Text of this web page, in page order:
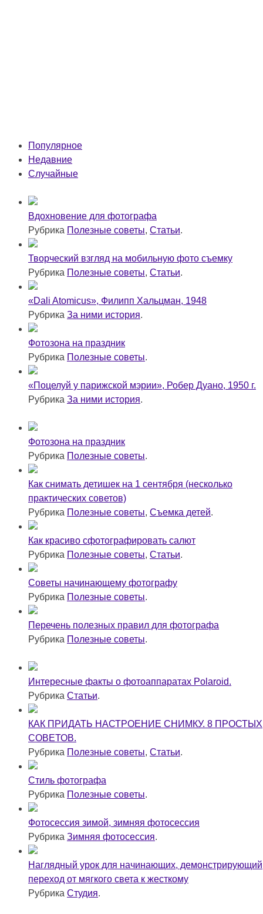
Популярное
Недавние
Случайные
Вдохновение для фотографа
Рубрика Полезные советы, Статьи.
Творческий взгляд на мобильную фото съемку
Рубрика Полезные советы, Статьи.
«Dali Atomicus», Филипп Хальцман, 1948
Рубрика За ними история.
Фотозона на праздник
Рубрика Полезные советы.
«Поцелуй у парижской мэрии», Робер Дуано, 1950 г.
Рубрика За ними история.
Фотозона на праздник
Рубрика Полезные советы.
Как снимать детишек на 1 сентября (несколько
практических советов)
Рубрика Полезные советы, Съемка детей.
Как красиво сфотографировать салют
Рубрика Полезные советы, Статьи.
Советы начинающему фотографу
Рубрика Полезные советы.
Перечень полезных правил для фотографа
Рубрика Полезные советы.
Интересные факты о фотоаппаратах Polaroid.
Рубрика Статьи.
КАК ПРИДАТЬ НАСТРОЕНИЕ СНИМКУ. 8 ПРОСТЫХ
СОВЕТОВ.
Рубрика Полезные советы, Статьи.
Стиль фотографа
Рубрика Полезные советы.
Фотосессия зимой, зимняя фотосессия
Рубрика Зимняя фотосессия.
Наглядный урок для начинающих, демонстрирующий
переход от мягкого света к жесткому
Рубрика Студия.